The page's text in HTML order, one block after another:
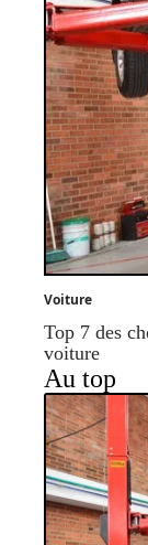
Voiture
Top 7 des
voiture
Au top